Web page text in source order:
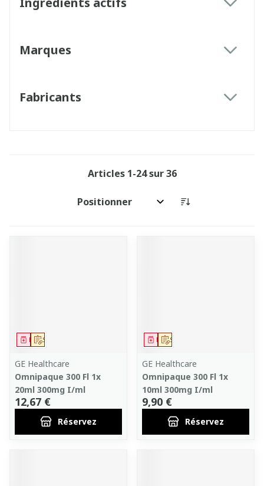
Marques
Fabricants
Articles 1-24sur36
Trier par:
Sur prescription
Médicament
GE Healthcare
Omnipaque 300 Fl 1x
20ml 300mg I/ml
12,67 €
Réservez
Sur prescription
Médicament
GE Healthcare
Omnipaque 300 Fl 1x
10ml 300mg I/ml
9,90 €
Réservez